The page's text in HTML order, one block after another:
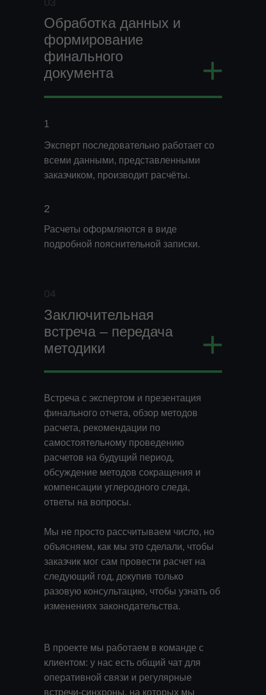
undefined
undefined
03
Обработка данных и
формирование
финального
документа
+
Эксперт последовательно работает со
всеми данными, представленными
заказчиком, производит расчёты.
2
Расчеты оформляются в виде
подробной пояснительной записки.
1
04
Заключительная
встреча – передача
методики
+
Встреча с экспертом и презентация
финального отчета, обзор методов
расчета, рекомендации по
самостоятельному проведению
расчетов на будущий период,
обсуждение методов сокращения и
компенсации углеродного следа,
ответы на вопросы.
Мы не просто рассчитываем число, но
объясняем, как мы это сделали, чтобы
заказчик мог сам провести расчет на
следующий год, докупив только
разовую консультацию, чтобы узнать об
изменениях законодательства.
В проекте мы работаем в команде с
клиентом: у нас есть общий чат для
оперативной связи и регулярные
встречи-синхроны, на которых мы